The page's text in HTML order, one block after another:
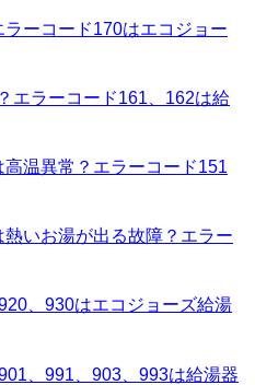
ーコード170はエコジョー
エラーコード161、162は給
温異常？エラーコード151
いお湯が出る故障？エラー
、930はエコジョーズ給湯
、991、903、993は給湯器